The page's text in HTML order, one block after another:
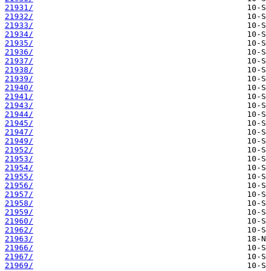
21931/
21932/
21933/
21934/
21935/
21936/
21937/
21938/
21939/
21940/
21941/
21943/
21944/
21945/
21947/
21949/
21952/
21953/
21954/
21955/
21956/
21957/
21958/
21959/
21960/
21962/
21963/
21966/
21967/
21969/